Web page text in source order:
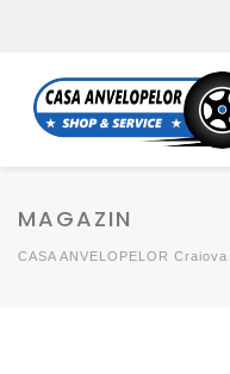
MAGAZIN
CASA ANVELOPELOR Craiova